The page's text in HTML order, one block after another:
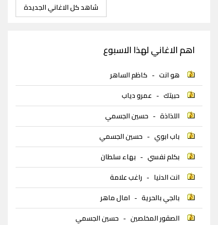
شاهد كل الاغاني الجديدة
اهم الاغاني لهذا الاسبوع
هو انت - كاظم الساهر
حبيتك - عمرو دياب
اللذاذة - حسين الجسمي
باب ابوي - حسين الجسمي
بكلم نفسي - بهاء سلطان
انت الدنيا - راغب علامة
بالجي بالحرية - امال ماهر
الصقور المخلصين - حسين الجسمي